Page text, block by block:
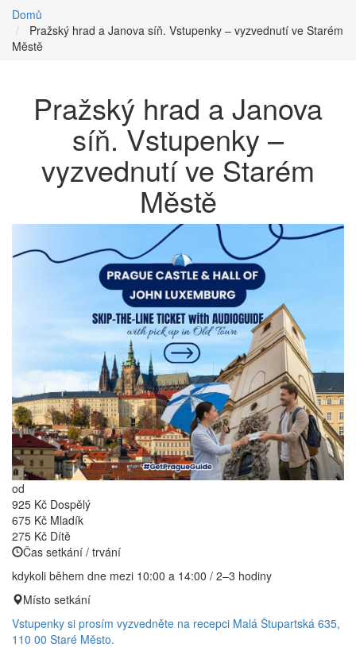
Domů
Pražský hrad a Janova síň. Vstupenky – vyzvednutí ve Starém
Městě
Pražský hrad a Janova
síň. Vstupenky –
vyzvednutí ve Starém
Městě
od
925 Kč Dospělý
675 Kč Mladík
275 Kč Dítě
Čas setkání / trvání
kdykoli během dne mezi 10:00 a 14:00 / 2–3 hodiny
Místo setkání
Vstupenky si prosím vyzvedněte na recepci Malá Štupartská 635,
110 00 Staré Město.